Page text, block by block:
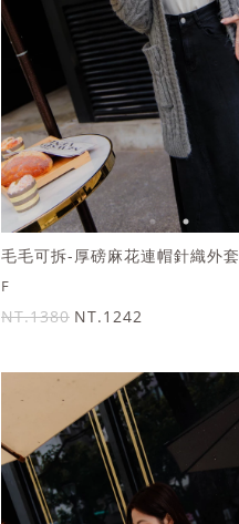
毛毛可拆-厚磅麻花連帽針織外套
F
NT.1380 NT.1242